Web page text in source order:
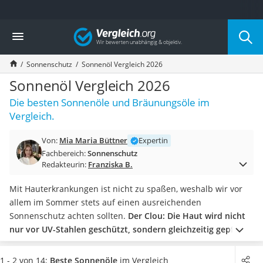
Die beliebtesten Vergleiche nach Kategorie
Drogerie
Inhalator
Haarschneider
Rollator
Braun Rasierer
Katzenklappe (Chip)
Rasierer
Massagepistole
Epilierer
Eiweißpulver
Magnesiumpräparat
Katzenklappe
Nackenmassagegerät
Zeckenschutz Katze
leichter Haartrockner
Vergleich
Sonnenschutz Sonnenöl Vergleich 2026
Sonnenöl Vergleich 2026
Die besten Sonnenöle und Bräunungsöle im
Vergleich.
Von: Mia Maria Büttner
Expertin
Fachbereich:Sonnenschutz
Redakteurin: Franziska B.
Mit Hauterkrankungen ist nicht zu spaßen, weshalb wir vor
allem im Sommer stets auf einen ausreichenden
Sonnenschutz achten sollten. Der Clou: Die Haut wird nicht
nur vor UV-Stahlen geschützt, sondern gleichzeitig gepflegt
Sind Sie ein heller Hauttyp, sollten Sie zu einem Sonnenöl mit
möglichst hohem Lichtschutzfaktor greifen. Dieser kann auch
1 - 2 von 14: Beste Sonnenöle im Vergleich